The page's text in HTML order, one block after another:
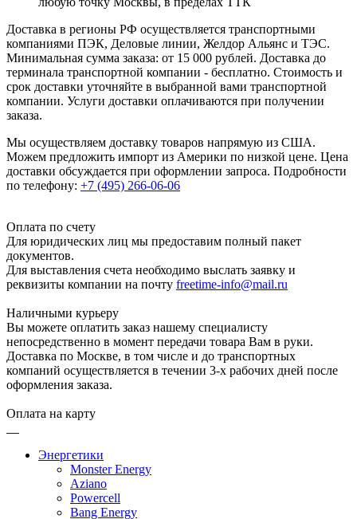
Доставка в регионы РФ осуществляется транспортными
компаниями ПЭК, Деловые линии, Желдор Альянс и ТЭС.
Минимальная сумма заказа: от 15 000 рублей. Доставка до
терминала транспортной компании - бесплатно. Стоимость и
срок доставки уточняйте в выбранной вами транспортной
компании. Услуги доставки оплачиваются при получении
заказа.
Мы осуществляем доставку товаров напрямую из США.
Можем предложить импорт из Америки по низкой цене. Цена
доставки обсуждается при оформлении запроса. Подробности
по телефону: +7 (495) 266-06-06
Оплата по счету
Для юридических лиц мы предоставим полный пакет
документов.
Для выставления счета необходимо выслать заявку и
реквизиты компании на почту freetime-info@mail.ru
Наличными курьеру
Вы можете оплатить заказ нашему специалисту
непосредственно в момент передачи товара Вам в руки.
Доставка по Москве, в том числе и до транспортных
компаний осуществляется в течении 3-х рабочих дней после
оформления заказа.
Оплата на карту
Энергетики
Monster Energy
Aziano
Powercell
Bang Energy